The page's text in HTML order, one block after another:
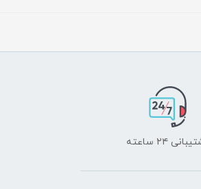
۲۴ ساعته